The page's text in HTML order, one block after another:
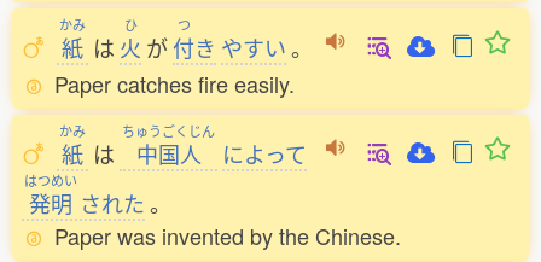
かみ
紙 は
ひ
火 が
つ
付き やすい。
Paper catches fire easily.
かみ
紙 は
ちゅうごくじん
中国人 によって
はつめい
発明 された。
Paper was invented by the Chinese.